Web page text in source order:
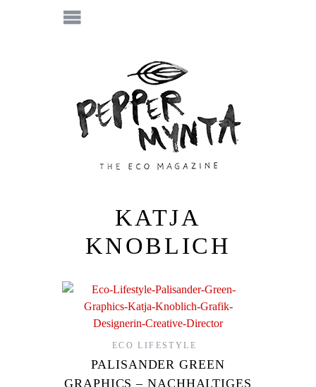
KATJA
KNOBLICH
ECO LIFESTYLE
PALISANDER GREEN
GRAPHICS – NACHHALTIGES